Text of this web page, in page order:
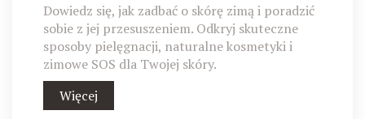
Dowiedz się, jak zadbać o skórę zimą i poradzić
sobie z jej przesuszeniem. Odkryj skuteczne
sposoby pielęgnacji, naturalne kosmetyki i
zimowe SOS dla Twojej skóry.
Więcej